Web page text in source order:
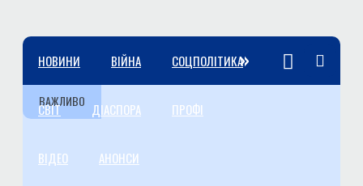
НОВИНИ ВІЙНА СОЦПОЛІТИКА
СВІТ ДІАСПОРА ПРОФІ
ВІДЕО АНОНСИ
»
ВАЖЛИВО